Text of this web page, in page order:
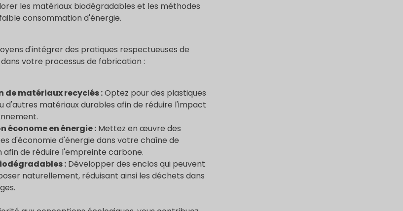
les matériaux biodégradables et les méthodes
consommation d'énergie.
d'intégrer des pratiques respectueuses de
votre processus de fabrication :
de matériaux recyclés :Optez pour des plastiques
d'autres matériaux durables afin de réduire l'impact
économe en énergie : Mettez en œuvre des
d'économie d'énergie dans votre chaîne de
afin de réduire l'empreinte carbone.
: Développer des enclos qui peuvent
naturellement, réduisant ainsi les déchets dans